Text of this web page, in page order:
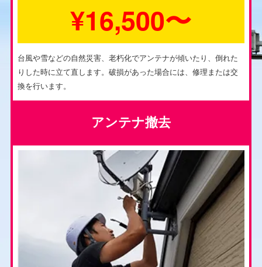
¥16,500〜
台風や雪などの自然災害、老朽化でアンテナが傾いたり、倒れた
りした時に立て直します。破損があった場合には、修理または交
換を行います。
アンテナ撤去